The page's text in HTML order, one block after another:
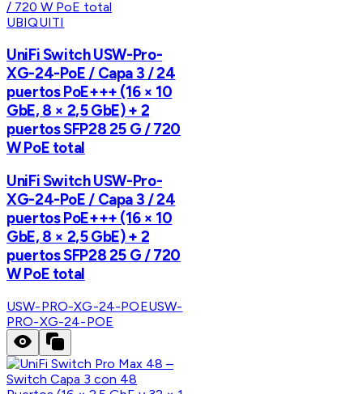
UBIQUITI
UniFi Switch USW-Pro-
XG-24-PoE / Capa 3 / 24
puertos PoE+++ (16 × 10
GbE, 8 × 2,5 GbE) + 2
puertos SFP28 25 G / 720
W PoE total
UniFi Switch USW-Pro-
XG-24-PoE / Capa 3 / 24
puertos PoE+++ (16 × 10
GbE, 8 × 2,5 GbE) + 2
puertos SFP28 25 G / 720
W PoE total
USW-PRO-XG-24-POEUSW-
PRO-XG-24-POE